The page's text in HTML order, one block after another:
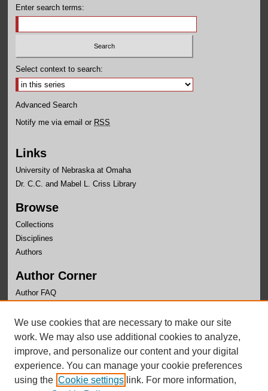
Enter search terms:
Select context to search:
Advanced Search
Notify me via email or RSS
Links
University of Nebraska at Omaha
Dr. C.C. and Mabel L. Criss Library
Browse
Collections
Disciplines
Authors
Author Corner
Author FAQ
Links
OLLAS Website
We use cookies that are necessary to make our site
work. We may also use additional cookies to analyze,
improve, and personalize our content and your digital
experience. You can manage your cookie preferences
using the Cookie settings link. For more information,